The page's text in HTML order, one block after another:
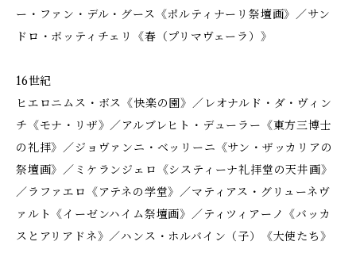
ー・ファン・デル・グース《ポルティナーリ祭壇画》／サン
ドロ・ボッティチェリ《春（プリマヴェーラ）》
16世紀
ヒエロニムス・ボス《快楽の園》／レオナルド・ダ・ヴィン
チ《モナ・リザ》／アルブレヒト・デューラー《東方三博士
の礼拝》／ジョヴァンニ・ベッリーニ《サン・ザッカリアの
祭壇画》／ミケランジェロ《システィーナ礼拝堂の天井画》
／ラファエロ《アテネの学堂》／マティアス・グリューネヴ
ァルト《イーゼンハイム祭壇画》／ティツィアーノ《バッカ
スとアリアドネ》／ハンス・ホルバイン（子）《大使たち》